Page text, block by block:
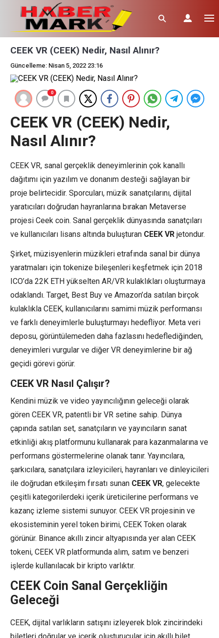
CEEK VR (CEEK) Nedir, Nasıl Alınır?
Güncelleme: Nisan 5, 2022 23:16
0
CEEK VR (CEEK) Nedir,
Nasıl Alınır?
CEEK VR, sanal gerçeklik deneyimlerinin çok kanallı
dağıtımı için yazılım ve donanım desteği sağlayan bir
proje belirtecidir. Sporcuları, müzik sanatçılarını, dijital
yaratıcıları doğrudan hayranlarına bırakan Metaverse
projesi Ceek coin. Sanal gerçeklik dünyasında sanatçıları
ve kullanıcıları lisans altında buluşturan CEEK VR jetondur.
Şirket, müzisyenlerin müzikleri etrafında sanal bir dünya
yaratmaları için tokenize bileşenleri keşfetmek için 2018
ICO’da 22K ETH yükselten AR/VR kulaklıkları oluşturmaya
odaklandı. Target, Best Buy ve Amazon’da satılan birçok
kulaklıkla CEEK, kullanıcılarını samimi müzik performansı
ve farklı deneyimlerle buluşturmayı hedefliyor. Meta veri
deposu, görüntülemeden daha fazlasını hedeflediğinden,
deneyimleri vurgular ve diğer VR deneyimlerine bir ağ
geçidi görevi görür.
CEEK VR Nasıl Çalışır?
Kendini müzik ve video yayıncılığının geleceği olarak
gören CEEK VR, patentli bir VR setine sahip. Dünya
çapında satılan set, sanatçıların ve yayıncıların sanat
etkinliği akış platformunu kullanarak para kazanmalarına ve
performans göstermelerine olanak tanır. Yayıncılara,
şarkıcılara, sanatçılara izleyicileri, hayranları ve dinleyicileri
ile doğrudan etkileşim fırsatı sunan CEEK VR, gelecekte
çeşitli kategorilerdeki içerik üreticilerine performans ve
kazanç izleme sistemi sunuyor. CEEK VR projesinin ve
ekosisteminin yerel token birimi, CEEK Token olarak
görünür. Binance akıllı zincir altyapısında yer alan CEEK
tokeni, CEEK VR platformunda alım, satım ve benzeri
işlerde kullanılacak bir kripto varlıktır.
CEEK Coin Sanal Gerçekliğin
Geleceği
CEEK, dijital varlıkların satışını izleyerek blok zincirindeki